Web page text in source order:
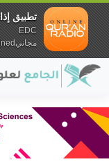
تطبيق
EDC
مجانيundefined